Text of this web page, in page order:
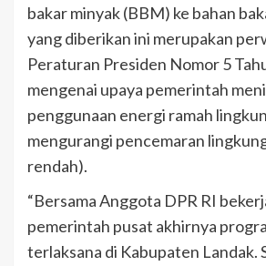
bakar minyak (BBM) ke bahan
yang diberikan ini merupakan
Peraturan Presiden Nomor 5
mengenai upaya pemerintah
penggunaan energi ramah
mengurangi pencemaran
rendah).
“Bersama Anggota DPR RI
pemerintah pusat akhirnya
terlaksana di Kabupaten Landak.